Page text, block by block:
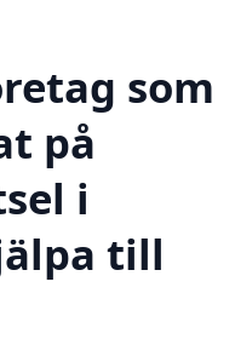
som
på
i
till